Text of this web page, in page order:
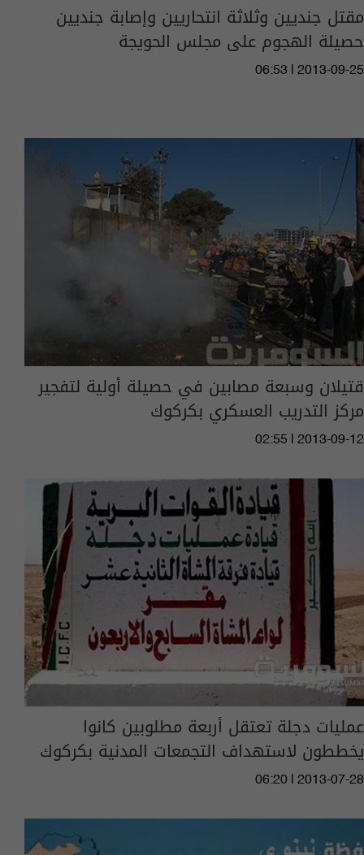
مقتل جنديين وثلاثة انتحاريين وإصابة جنديين
حصيلة الهجوم على مجلس الحويجة
06:53 | 2013-09-25
قتيلان وسبعة مصابين في حصيلة أولية لتفجير
مركز التدريب العسكري بكركوك
02:55 | 2013-09-12
عمليات دجلة تعتقل أربعة مطلوبين كانوا
يخططون لاستهداف التجمعات المدنية بكركوك
06:20 | 2013-07-28